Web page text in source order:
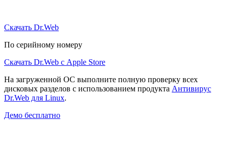
Скачать Dr.Web
По серийному номеру
Скачать Dr.Web с Apple Store
На загруженной ОС выполните полную проверку всех
дисковых разделов с использованием продукта Антивирус
Dr.Web для Linux.
Демо бесплатно